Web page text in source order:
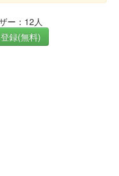
ー：12人
録(無料)